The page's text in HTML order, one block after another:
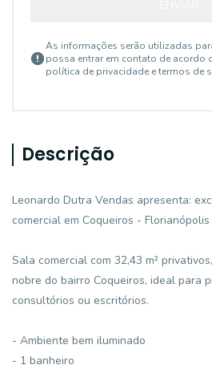
As informações serão utilizadas
possa entrar em contato de acordo
política de privacidade e termos de
Descrição
Leonardo Dutra Vendas apresenta:
comercial em Coqueiros - Florianópolis
Sala comercial com 32,43 m²
nobre do bairro Coqueiros, ideal para
consultórios ou escritórios.
- Ambiente bem iluminado
- 1 banheiro